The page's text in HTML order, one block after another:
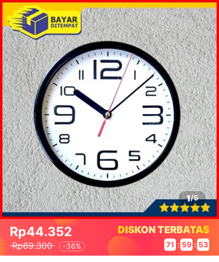
1/5
Rp44.352
Rp69.300 -36%
DISKON TERBATAS
71 : 59 : 52